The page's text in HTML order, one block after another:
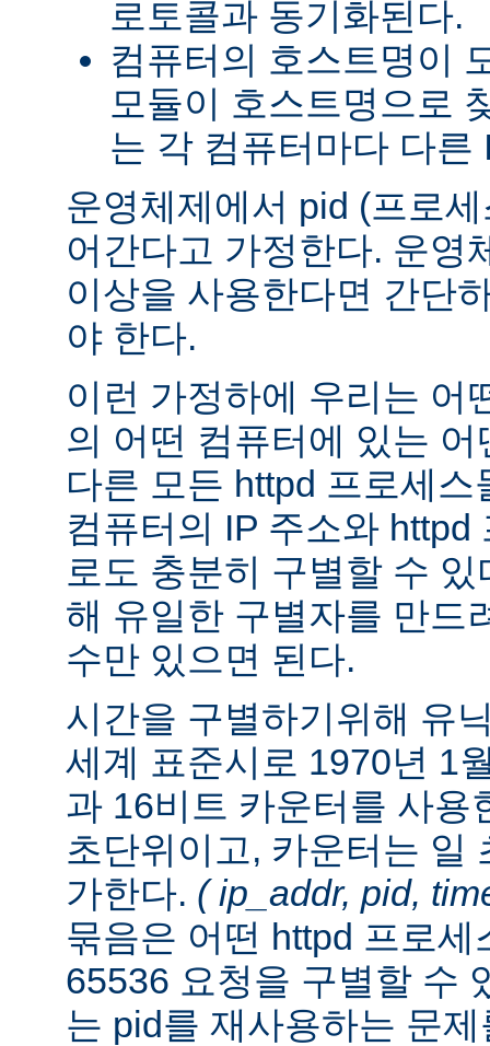
로토콜과 동기화된다.
컴퓨터의 호스트명이
모듈이 호스트명으로
는 각 컴퓨터마다 다른
운영체제에서 pid (프로
어간다고 가정한다. 운영
이상을 사용한다면 간단
야 한다.
이런 가정하에 우리는 어
의 어떤 컴퓨터에 있는
다른 모든 httpd 프로세
컴퓨터의 IP 주소와 httpd
로도 충분히 구별할 수
해 유일한 구별자를 만드
수만 있으면 된다.
시간을 구별하기위해 유
세계 표준시로 1970년 1
과 16비트 카운터를 사용
초단위이고, 카운터는 일
가한다. ( ip_addr, pid,
묶음은 어떤 httpd 프로
65536 요청을 구별할 수
는 pid를 재사용하는 문